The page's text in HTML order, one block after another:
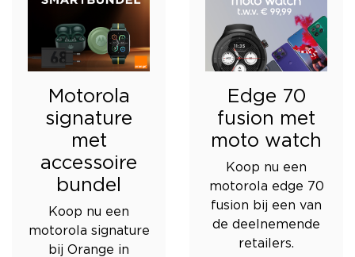
Motorola
signature
met
accessoire
bundel
Koop nu een
motorola signature
bij Orange in
Edge 70
fusion met
moto watch
Koop nu een
motorola edge 70
fusion bij een van
de deelnemende
retailers.